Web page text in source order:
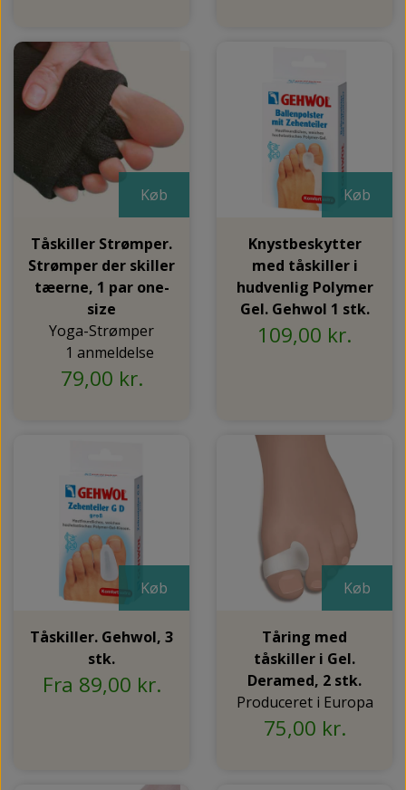
Køb
Tåskiller Strømper.
Strømper der skiller
tæerne, 1 par one-
size
Yoga-Strømper
1 anmeldelse
79,00 kr.
Køb
Knystbeskytter
med tåskiller i
hudvenlig Polymer
Gel. Gehwol 1 stk.
109,00 kr.
Køb
Tåskiller. Gehwol, 3
stk.
Fra 89,00 kr.
Køb
Tåring med
tåskiller i Gel.
Deramed, 2 stk.
Produceret i Europa
75,00 kr.